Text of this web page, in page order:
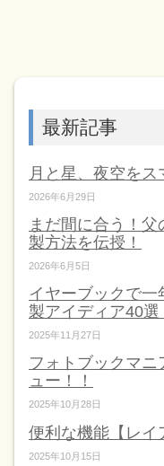
最新記事
月と星、夜空を
2026年6月29日
まだ間に合う！
製方法を伝授！
2026年6月5日
イヤーブックで
製アイディア40選
2025年11月27日
フォトブックマ
ュー！！
2025年10月28日
便利な機能【レイ
2025年10月15日